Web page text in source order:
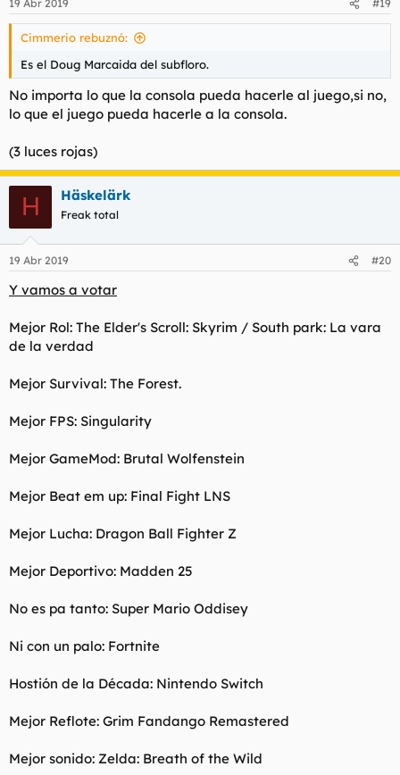
e
s
19 Abr 2019 #19
Cimmerio rebuznó:
Es el Doug Marcaida del subfloro.
No importa lo que la consola pueda hacerle al juego,si no,
lo que el juego pueda hacerle a la consola.
(3 luces rojas)
H Häskelärk
Freak total
19 Abr 2019 #20
Y vamos a votar
Mejor Rol: The Elder's Scroll: Skyrim / South park: La vara
de la verdad
Mejor Survival: The Forest.
Mejor FPS: Singularity
Mejor GameMod: Brutal Wolfenstein
Mejor Beat em up: Final Fight LNS
Mejor Lucha: Dragon Ball Fighter Z
Mejor Deportivo: Madden 25
No es pa tanto: Super Mario Oddisey
Ni con un palo: Fortnite
Hostión de la Década: Nintendo Switch
Mejor Reflote: Grim Fandango Remastered
Mejor sonido: Zelda: Breath of the Wild